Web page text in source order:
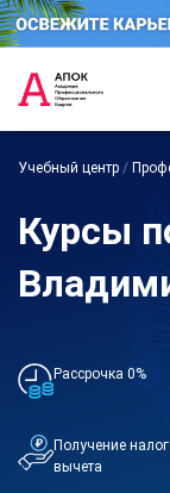
Учебный центр /
Курсы
Рассрочка 0%
Получение
вычета